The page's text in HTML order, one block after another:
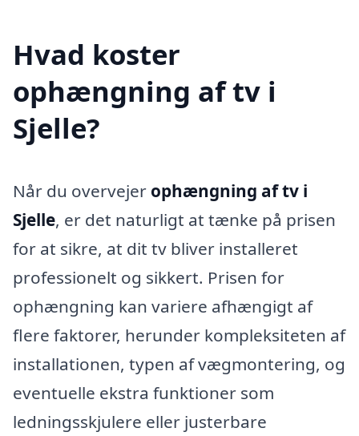
Hvad koster
ophængning af tv i
Sjelle?
Når du overvejer ophængning af tv i
Sjelle, er det naturligt at tænke på prisen
for at sikre, at dit tv bliver installeret
professionelt og sikkert. Prisen for
ophængning kan variere afhængigt af
flere faktorer, herunder kompleksiteten af
installationen, typen af vægmontering, og
eventuelle ekstra funktioner som
ledningsskjulere eller justerbare